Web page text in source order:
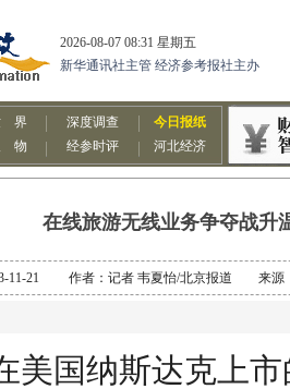
在线旅游无线业务争夺战升
11-21 作者：记者 韦夏怡/北京报道 来源
国纳斯达克上市